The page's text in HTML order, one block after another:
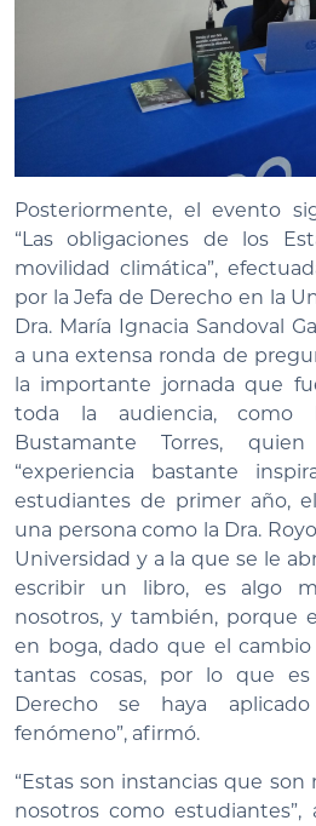
Posteriormente, el evento
“Las obligaciones de los
movilidad climática”,
por la Jefa de Derecho en la
Dra. María Ignacia Sandoval
a una extensa ronda de
la importante jornada que
toda la audiencia, como
Bustamante Torres,
“experiencia bastante
estudiantes de primer año,
una persona como la Dra.
Universidad y a la que se le
escribir un libro, es algo
nosotros, y también, porque
en boga, dado que el
tantas cosas, por lo que
Derecho se haya
fenómeno”, afirmó.
“Estas son instancias que
nosotros como